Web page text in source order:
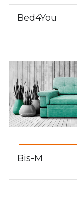
Bed4You
Bis-M